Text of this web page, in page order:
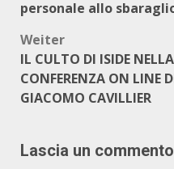
personale allo
Weiter
IL CULTO DI ISIDE
CONFERENZA ON LINE
GIACOMO CAVILLIER
Lascia un commento